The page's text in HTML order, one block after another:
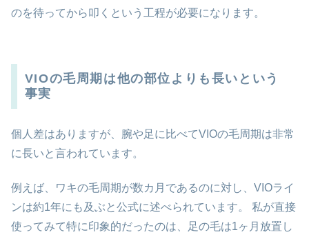
のを待ってから叩くという工程が必要になります。
VIOの毛周期は他の部位よりも長いという
事実
個人差はありますが、腕や足に比べてVIOの毛周期は非常
に長いと言われています。
例えば、ワキの毛周期が数カ月であるのに対し、VIOライ
ンは約1年にも及ぶと公式に述べられています。 私が直接
使ってみて特に印象的だったのは、足の毛は1ヶ月放置し